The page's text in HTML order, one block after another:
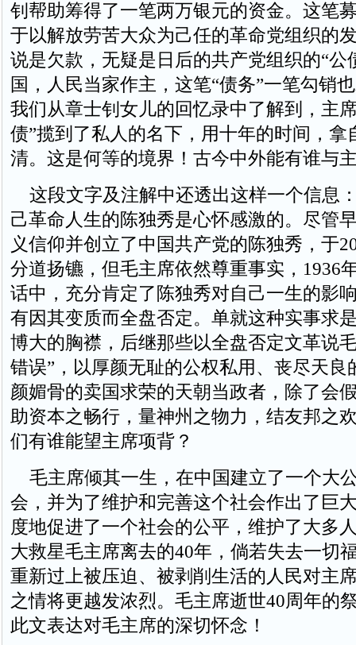
钊帮助筹得了一笔两万银元的资金。这笔
于以解放劳苦大众为己任的革命党组织的
说是欠款，无疑是日后的共产党组织的“公
国，人民当家作主，这笔“债务”一笔勾销
我们从章士钊女儿的回忆录中了解到，主
债”揽到了私人的名下，用十年的时间，拿
清。这是何等的境界！古今中外能有谁与
这段文字及注解中还透出这样一个信息
己革命人生的陈独秀是心怀感激的。尽管
义信仰并创立了中国共产党的陈独秀，于
分道扬镳，但毛主席依然尊重事实，1936
话中，充分肯定了陈独秀对自己一生的影
有因其变质而全盘否定。单就这种实事求
博大的胸襟，后继那些以全盘否定文革说
错误”，以厚颜无耻的公权私用、丧尽天良
颜媚骨的卖国求荣的天朝当政者，除了会
助资本之畅行，量神州之物力，结友邦之
们有谁能望主席项背？
毛主席倾其一生，在中国建立了一个大
会，并为了维护和完善这个社会作出了巨
度地促进了一个社会的公平，维护了大多
大救星毛主席离去的40年，倘若失去一切
重新过上被压迫、被剥削生活的人民对主
之情将更越发浓烈。毛主席逝世40周年的
此文表达对毛主席的深切怀念！